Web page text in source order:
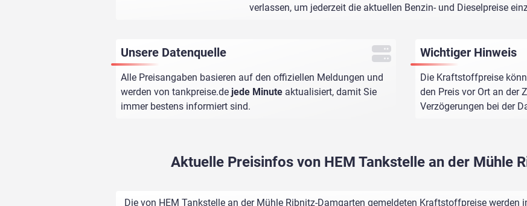
verlassen, um jederzeit die aktuellen Benzin- und Dieselpreise
Unsere Datenquelle
Alle Preisangaben basieren auf den offiziellen Meldungen und
werden von tankpreise.de jede Minute aktualisiert, damit Sie
immer bestens informiert sind.
Wichtiger Hinweis
Die Kraftstoffpreise
den Preis vor Ort an der
Verzögerungen bei der
Aktuelle Preisinfos von HEM Tankstelle an der Mühle
Die von HEM Tankstelle an der Mühle Ribnitz-Damgarten gemeldeten Kraftstoffpreise werden